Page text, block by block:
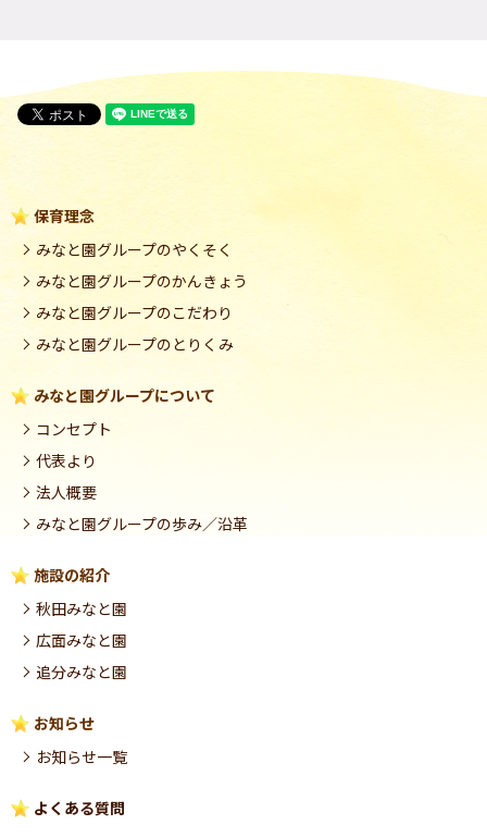
保育理念
みなと園グループのやくそく
みなと園グループのかんきょう
みなと園グループのこだわり
みなと園グループのとりくみ
みなと園グループについて
コンセプト
代表より
法人概要
みなと園グループの歩み／沿革
施設の紹介
秋田みなと園
広面みなと園
追分みなと園
お知らせ
お知らせ一覧
よくある質問